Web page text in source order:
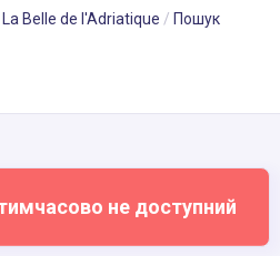
La Belle de l'Adriatique Пошук
не доступний